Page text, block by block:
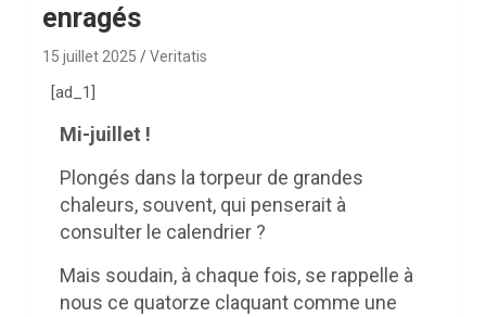
enragés
15 juillet 2025 Veritatis
[ad_1]
Mi-juillet !
Plongés dans la torpeur de grandes
chaleurs, souvent, qui penserait à
consulter le calendrier ?
Mais soudain, à chaque fois, se rappelle à
nous ce quatorze claquant comme une